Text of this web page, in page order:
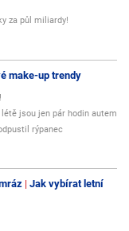
za půl miliardy!
make-up trendy
jsou jen pár hodin autem
rýpanec
Jak vybírat letní